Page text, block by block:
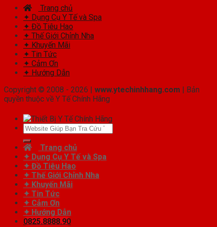
Trang chủ
✦ Dụng Cụ Y Tế và Spa
✦ Đồ Tiêu Hao
✦ Thế Giới Chỉnh Nha
✦ Khuyến Mãi
✦ Tin Tức
✦ Cảm Ơn
✦ Hướng Dẫn
Copyright © 2008 - 2026 |
www.ytechinhhang.com | Bản
quyền thuộc về Y Tế Chính Hãng
Tìm
Trang chủ
✦ Dụng Cụ Y Tế và Spa
✦ Đồ Tiêu Hao
✦ Thế Giới Chỉnh Nha
✦ Khuyến Mãi
✦ Tin Tức
✦ Cảm Ơn
✦ Hướng Dẫn
0825.8888.90